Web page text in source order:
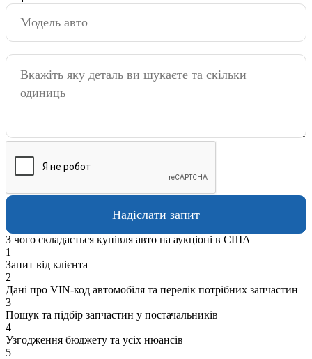
З чого складається купівля авто на аукціоні в США
1
Запит від клієнта
2
Дані про VIN-код автомобіля та перелік потрібних запчастин
3
Пошук та підбір запчастин у постачальників
4
Узгодження бюджету та усіх нюансів
5